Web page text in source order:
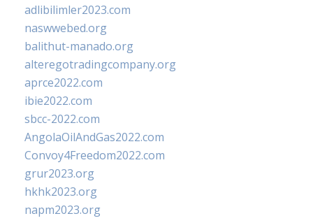
adlibilimler2023.com
naswwebed.org
balithut-manado.org
alteregotradingcompany.org
aprce2022.com
ibie2022.com
sbcc-2022.com
AngolaOilAndGas2022.com
Convoy4Freedom2022.com
grur2023.org
hkhk2023.org
napm2023.org